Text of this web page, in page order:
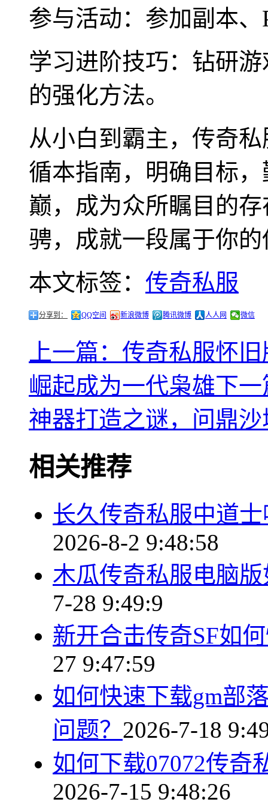
参与活动：参加副本
学习进阶技巧：钻研
的强化方法。
从小白到霸主，传奇
循本指南，明确目标
巅，成为众所瞩目的
骋，成就一段属于你
本文标签： 传奇私服
分享到： QQ空间 新浪微博 腾讯微博 人人网 微信
上一篇：传奇私服怀
崛起成为一代枭雄下
神器打造之谜，问鼎
相关推荐
长久传奇私服中道
2026-8-2 9:48:58
木瓜传奇私服电脑
7-28 9:49:9
新开合击传奇SF如
27 9:47:59
如何快速下载gm部
问题？ 2026-7-18
如何下载07072传奇
2026-7-15 9:48:26